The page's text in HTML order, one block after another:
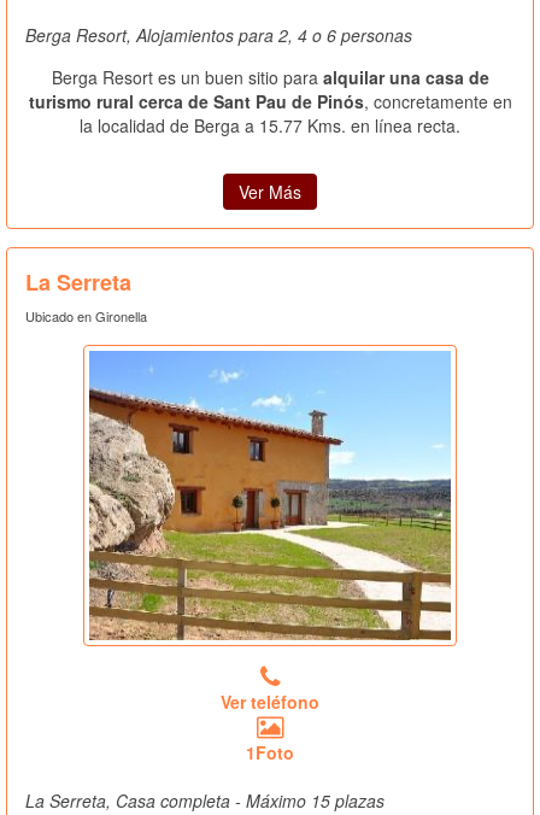
Berga Resort, Alojamientos para 2, 4 o 6 personas
Berga Resort es un buen sitio para alquilar una casa de
turismo rural cerca de Sant Pau de Pinós, concretamente en
la localidad de Berga a 15.77 Kms. en línea recta.
Ver Más
La Serreta
Ubicado en Gironella
Ver teléfono
1Foto
La Serreta, Casa completa - Máximo 15 plazas